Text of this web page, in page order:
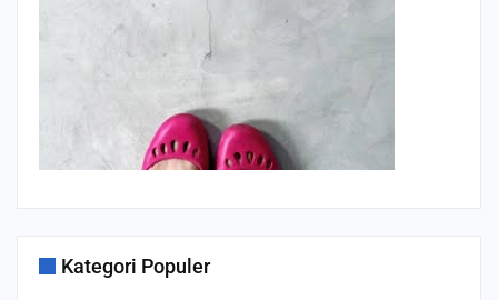
Kategori Populer